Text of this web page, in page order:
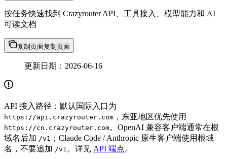
按任务快速找到 Crazyrouter API、工具接入、模型能力和 AI
可读文档
复制页面复制页面
更新日期：2026-06-16
API 接入路径：默认国际入口为
https://api.crazyrouter.com ，东亚地区优先使用
https://cn.crazyrouter.com。OpenAI 兼容客户端通常在根
域名后加 /v1
；Claude Code / Anthropic 原生客户端使用根域
名，不要追加 /v1 。详见 API 端点。